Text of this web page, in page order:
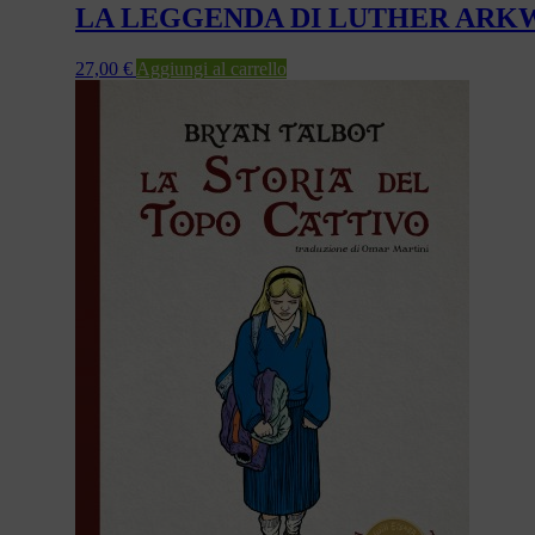
LA LEGGENDA DI LUTHER
27,00 € Aggiungi al carrello